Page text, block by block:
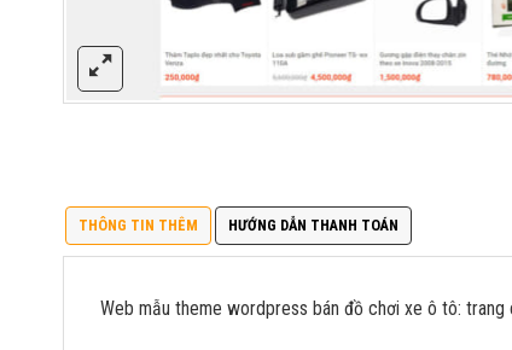
THÔNG TIN THÊM HƯỚNG DẪN THANH TOÁN
Web mẫu theme wordpress bán đồ chơi xe ô tô: